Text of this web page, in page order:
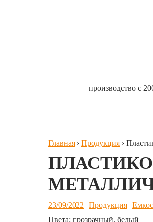
производство с
Главная › Продукция ›
23/09/2022 Продукция
Цвета: прозрачный, белый